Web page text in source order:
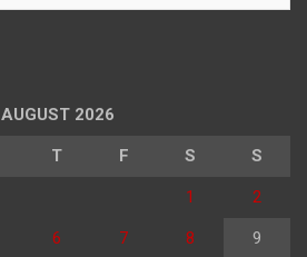
AUGUST 2026
T F S S
1 2
6 7 8 9